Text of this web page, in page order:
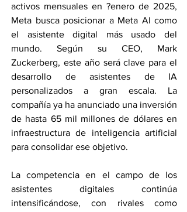
activos mensuales en ?enero de 2025,
Meta busca posicionar a Meta AI como
el asistente digital más usado del
mundo. Según su CEO, Mark
Zuckerberg, este año será clave para el
desarrollo de asistentes de IA
personalizados a gran escala. La
compañía ya ha anunciado una inversión
de hasta 65 mil millones de dólares en
infraestructura de inteligencia artificial
para consolidar ese objetivo.
La competencia en el campo de los
asistentes digitales continúa
intensificándose, con rivales como